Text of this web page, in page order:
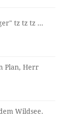
tz tz tz ...
Plan, Herr
Wildsee.